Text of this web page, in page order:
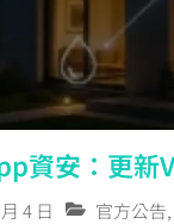
資安：更新
4 日 官方公告,